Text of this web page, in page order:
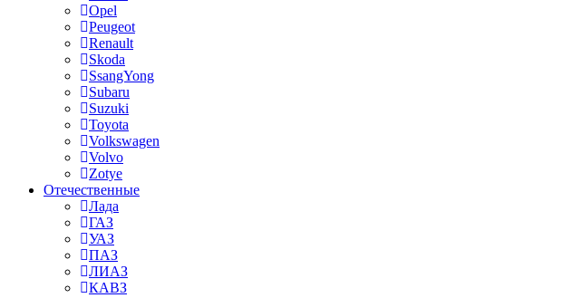
Opel
Peugeot
Renault
Skoda
SsangYong
Subaru
Suzuki
Toyota
Volkswagen
Volvo
Zotye
Отечественные
Лада
ГАЗ
УАЗ
ПАЗ
ЛИАЗ
КАВЗ